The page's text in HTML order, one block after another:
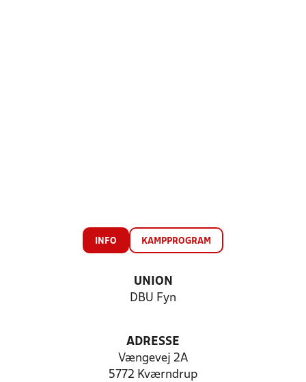
INFO KAMPPROGRAM
UNION
DBU Fyn
ADRESSE
Vængevej 2A
5772 Kværndrup